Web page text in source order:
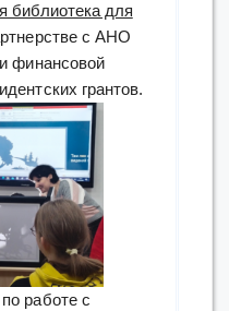
библиотека для
с АНО
финансовой
грантов.
работе с